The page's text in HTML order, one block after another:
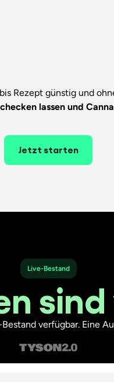
Rezept günstig und
lassen und
Jetzt starten
Live-Bestand
verfügbar. Eine